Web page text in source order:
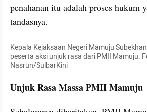
penahanan itu adalah proses hukum
tandasnya.
Kepala Kejaksaan Negeri Mamuju
peserta aksi unjuk rasa dari PMII Mamuju.
Nasrun/SulbarKini
Unjuk Rasa Massa PMII Mamuju